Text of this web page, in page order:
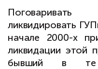
ликвидировать
начале 2000-х
ликвидации этой
бывший в те